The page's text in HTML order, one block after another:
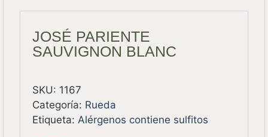
JOSÉ PARIENTE
SAUVIGNON BLANC
SKU: 1167
Categoría: Rueda
Etiqueta: Alérgenos contiene sulfitos